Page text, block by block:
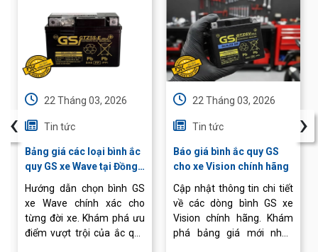
22 Tháng 03, 2026
Tin tức
Bảng giá các loại bình ắc
quy GS xe Wave tại Đồng
Hướng dẫn chọn bình GS
xe Wave chính xác cho
từng đời xe. Khám phá ưu
điểm vượt trội của ắc quy
22 Tháng 03, 2026
Tin tức
Báo giá bình ắc quy GS
cho xe Vision chính hãng
Cập nhật thông tin chi tiết
về các dòng bình GS xe
Vision chính hãng. Khám
phá bảng giá mới nhất,
‹ ›